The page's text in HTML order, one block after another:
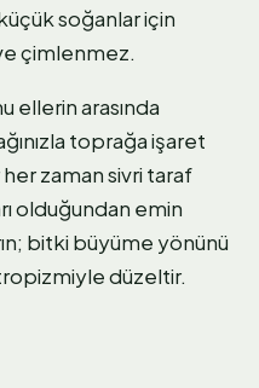
soğanlar için
çimlenmez.
ellerin arasında
toprağa işaret
zaman sivri taraf
olduğundan emin
bitki büyüme yönünü
düzeltir.